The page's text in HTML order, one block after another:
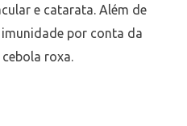
e catarata. Além de
por conta da
roxa.